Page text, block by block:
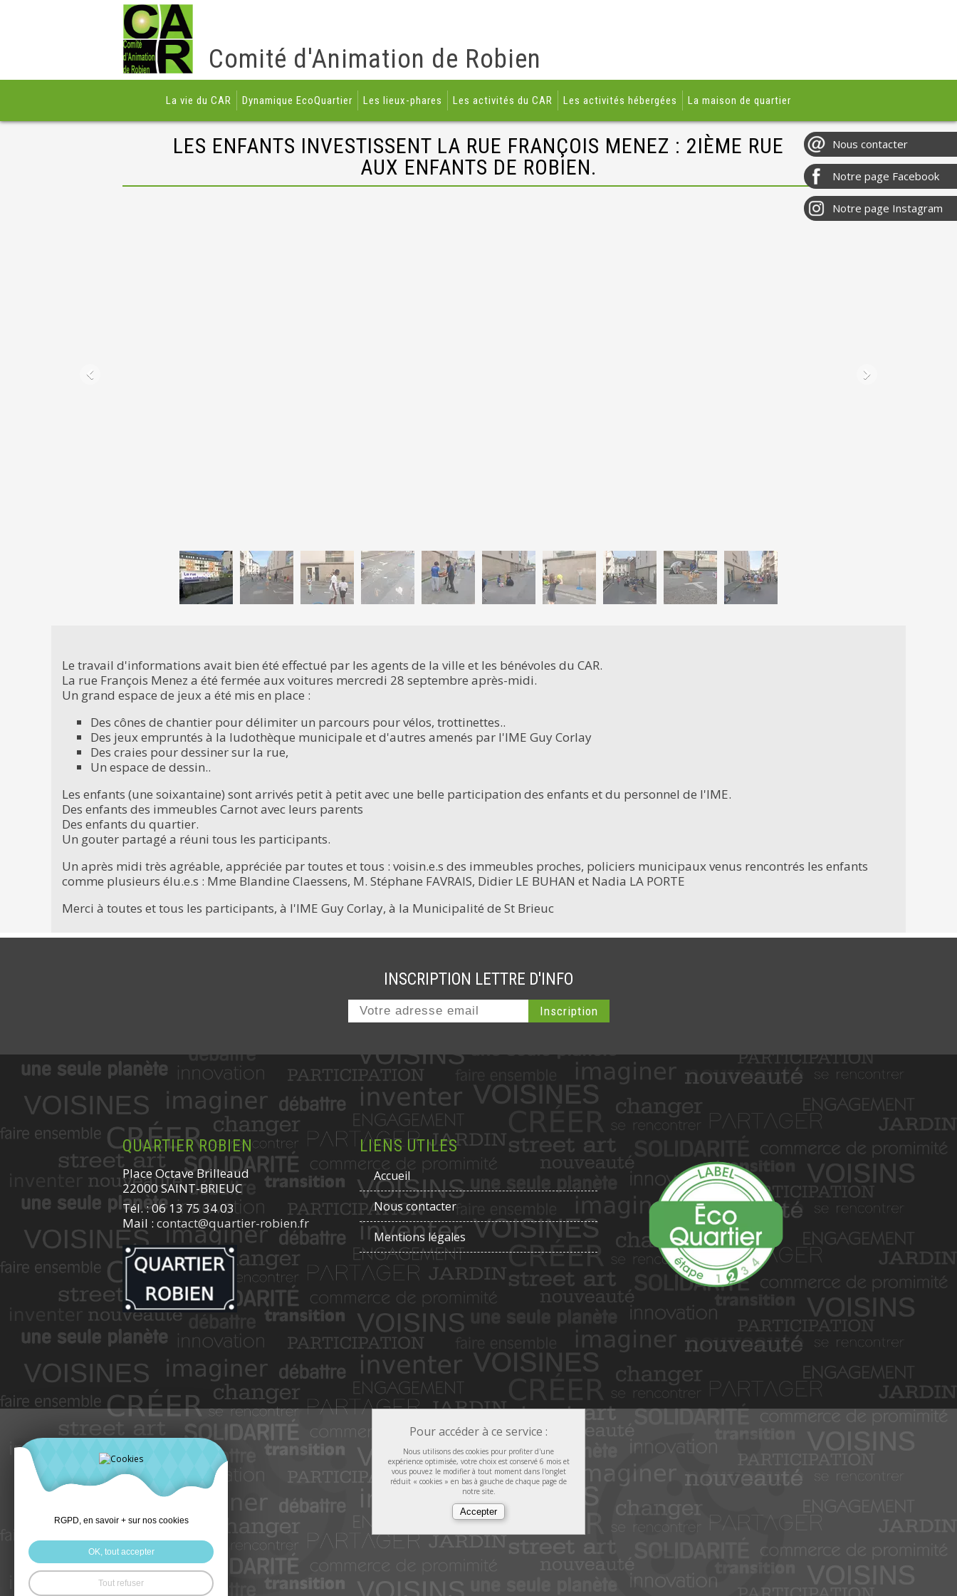
Comité d'Animation de Robien
La vie du CAR Dynamique EcoQuartier Les lieux-phares Les activités du CAR Les activités hébergées La maison de quartier
LES ENFANTS INVESTISSENT LA RUE FRANÇOIS MENEZ : 2IÈME RUE
AUX ENFANTS DE ROBIEN.
Le travail d'informations avait bien été effectué par les agents de la ville et les bénévoles du CAR.
La rue François Menez a été fermée aux voitures mercredi 28 septembre après-midi.
Un grand espace de jeux a été mis en place :
Des cônes de chantier pour délimiter un parcours pour vélos, trottinettes..
Des jeux empruntés à la ludothèque municipale et d'autres amenés par l'IME Guy Corlay
Des craies pour dessiner sur la rue,
Un espace de dessin..
Les enfants (une soixantaine) sont arrivés petit à petit avec une belle participation des enfants et du personnel de l'IME.
Des enfants des immeubles Carnot avec leurs parents
Des enfants du quartier.
Un gouter partagé a réuni tous les participants.
Un après midi très agréable, appréciée par toutes et tous : voisin.e.s des immeubles proches, policiers municipaux venus rencontrés les enfants
comme plusieurs élu.e.s : Mme Blandine Claessens, M. Stéphane FAVRAIS, Didier LE BUHAN et Nadia LA PORTE
Merci à toutes et tous les participants, à l'IME Guy Corlay, à la Municipalité de St Brieuc
INSCRIPTION LETTRE D'INFO
QUARTIER ROBIEN
Place Octave Brilleaud
22000 SAINT-BRIEUC
Tél. : 06 13 75 34 03
Mail : contact@quartier-robien.fr
LIENS UTILES
Accueil
Nous contacter
Mentions légales
Pour accéder à ce service :
Nous utilisons des cookies pour profiter d'une
expérience optimisée, votre choix est conservé 6 mois et
vous pouvez le modifier à tout moment dans l'onglet
réduit « cookies » en bas à gauche de chaque page de
notre site.
RGPD, en savoir + sur nos cookies
OK, tout accepter
Tout refuser